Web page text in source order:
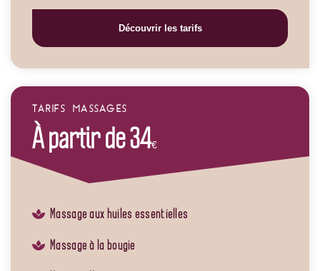
TARIFS MASSAGES
À partir de 34€
Massage aux huiles essentielles
Massage à la bougie
Découvrir les tarifs